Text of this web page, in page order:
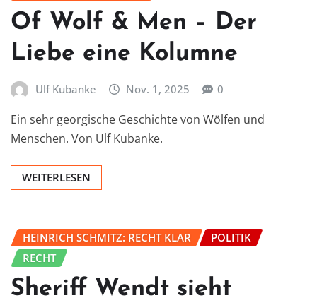
Of Wolf & Men – Der
Liebe eine Kolumne
Ulf Kubanke Nov. 1, 2025 0
Ein sehr georgische Geschichte von Wölfen und
Menschen. Von Ulf Kubanke.
WEITERLESEN
HEINRICH SCHMITZ: RECHT KLAR
POLITIK
RECHT
Sheriff Wendt sieht